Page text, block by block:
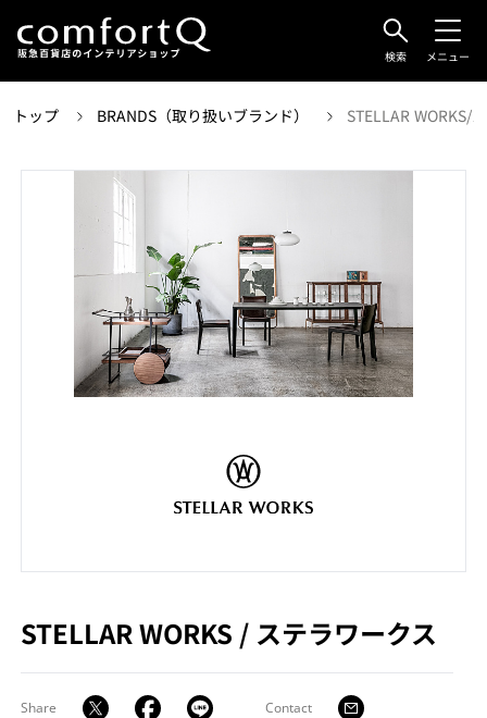
検索 メニュー
トップ BRANDS（取り扱いブランド） STELLAR WORKS/
STELLAR WORKS / ステラワークス
Share Contact